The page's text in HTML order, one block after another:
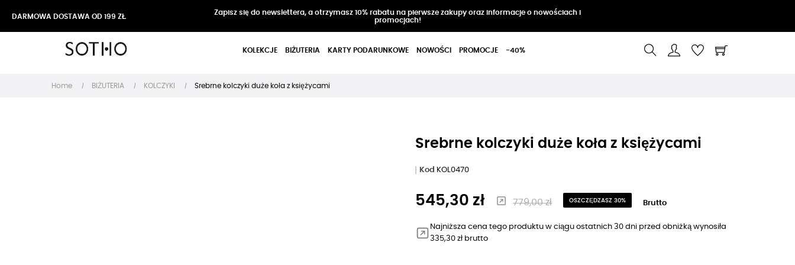
DARMOWA DOSTAWA OD 199 ZŁ
Zapisz się do newslettera, a otrzymasz 10% rabatu na pierwsze zakupy oraz informacje o nowościach i
promocjach!
KOLEKCJE BIŻUTERIA KARTY PODARUNKOWE NOWOŚCI PROMOCJE -40%
Home BIŻUTERIA KOLCZYKI Srebrne kolczyki duże koła z księżycami
Srebrne kolczyki duże koła z księżycami
Kod KOL0470
545,30 zł 779,00 zł OSZCZĘDZASZ 30% Brutto
Najniższa cena tego produktu w ciągu ostatnich 30 dni przed obniżką wynosiła
335,30 zł brutto